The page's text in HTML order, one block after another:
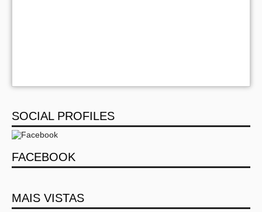
SOCIAL PROFILES
FACEBOOK
MAIS VISTAS